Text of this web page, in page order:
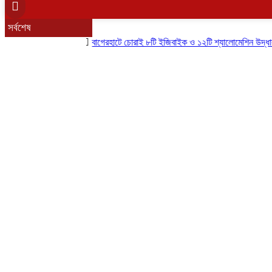
সর্বশেষ
বাগেরহাটে চোরাই ৮টি ইজিবাইক ও ১২টি শ্যালোমেশিন উদ্ধার,